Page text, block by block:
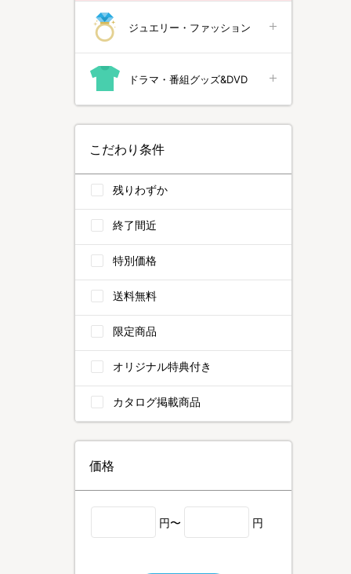
ジュエリー・ファッション
ドラマ・番組グッズ&DVD
こだわり条件
残りわずか
終了間近
特別価格
送料無料
限定商品
オリジナル特典付き
カタログ掲載商品
価格
円〜 円